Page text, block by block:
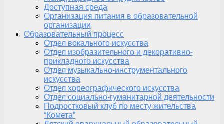
Доступная среда
Организация питания в образовательной
организации
Образовательный процесс
Отдел вокального искусства
Отдел изобразительного и декоративно-
прикладного искусства
Отдел музыкально-инструментального
искусства
Отдел хореографического искусства
Отдел социально-гуманитарной деятельности
Подростковый клуб по месту жительства
“Комета”